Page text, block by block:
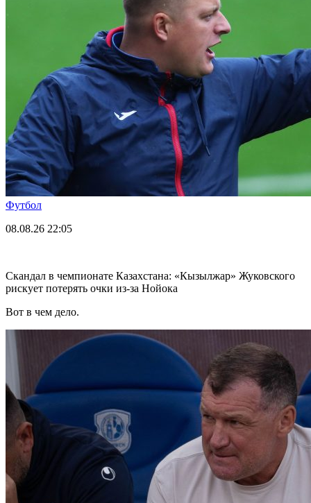
Футбол
08.08.26 22:05
Скандал в чемпионате Казахстана: «Кызылжар» Жуковского
рискует потерять очки из-за Нойока
Вот в чем дело.